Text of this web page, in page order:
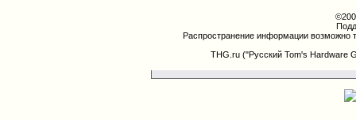
Распространение информации возможно
THG.ru ("Русский Tom's Hardware